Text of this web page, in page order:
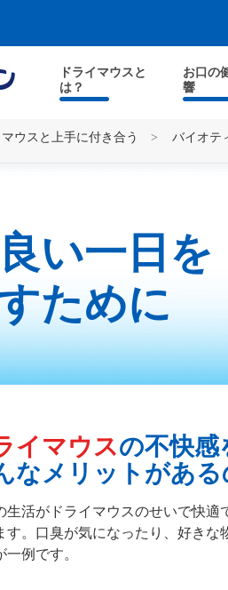
ドライマウスと
は？
お口の
響
マウスと上手に付き合う > バイオテ
い一日を
ために
イマウスの不快感
なメリットがあ
生活がドライマウスのせいで快適
す。口臭が気になったり、好きな
一例です。